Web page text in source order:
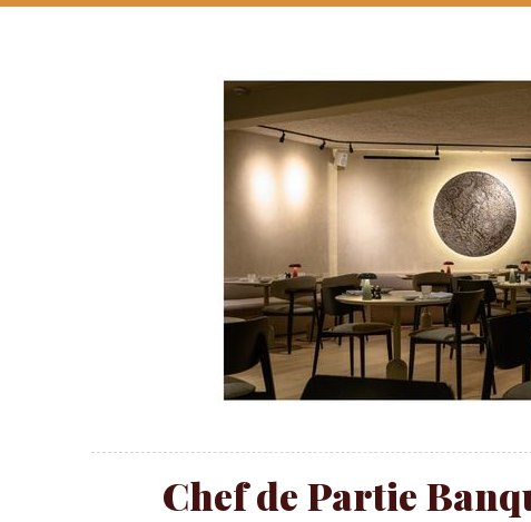
Chef de Partie